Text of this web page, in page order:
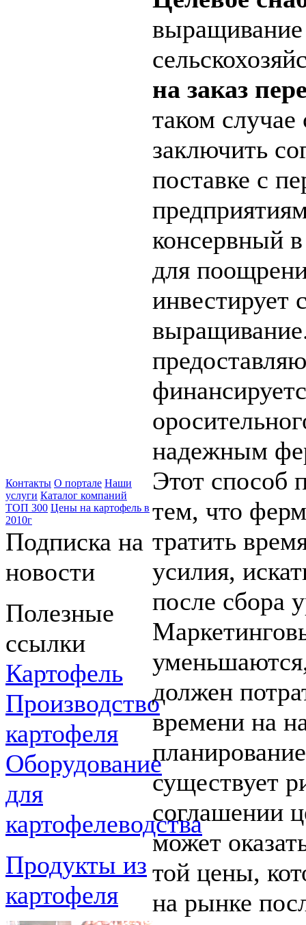
Контакты О портале Наши
услуги Каталог компаний
ТОП 300 Цены на картофель в
2010г
Подписка на
новости
Полезные
ссылки
Картофель
Производство
картофеля
Оборудование
для
картофелеводства
Продукты из
картофеля
на заказ
таком случае
заключить
поставке с
консервный
для
инвестирует
надежным
Этот способ
тем, что
тратить
усилия,
после сбора
должен
времени на
существует
соглашении
может
той цены,
на рынке